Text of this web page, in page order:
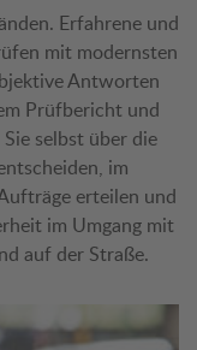
Erfahrene und
mit modernsten
Antworten
Prüfbericht und
selbst über die
im
erteilen und
im Umgang mit
auf der Straße.